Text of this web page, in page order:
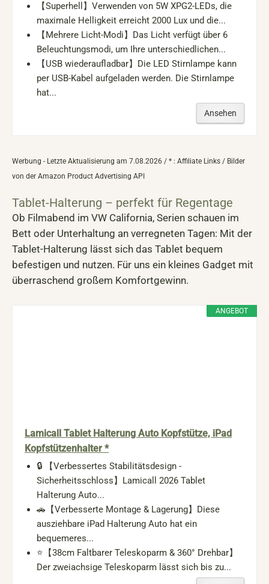
【Superhell】Verwenden von 5W XPG2-LEDs, die
maximale Helligkeit erreicht 2000 Lux und die...
【Mehrere Licht-Modi】Das Licht verfügt über 6
Beleuchtungsmodi, um Ihre unterschiedlichen...
【USB wiederaufladbar】Die LED Stirnlampe kann
per USB-Kabel aufgeladen werden. Die Stirnlampe
hat...
Ansehen
Werbung - Letzte Aktualisierung am 7.08.2026 / * : Affiliate Links / Bilder
von der Amazon Product Advertising API
Tablet-Halterung – perfekt für Regentage
Ob Filmabend im VW California, Serien schauen im
Bett oder Unterhaltung an verregneten Tagen: Mit der
Tablet-Halterung lässt sich das Tablet bequem
befestigen und nutzen. Für uns ein kleines Gadget mit
überraschend großem Komfortgewinn.
ANGEBOT
Lamicall Tablet Halterung Auto Kopfstütze, iPad
Kopfstützenhalter *
🔒 【Verbessertes Stabilitätsdesign -
Sicherheitsschloss】Lamicall 2026 Tablet
Halterung Auto...
🚗【Verbesserte Montage & Lagerung】Diese
ausziehbare iPad Halterung Auto hat ein
bequemeres...
⭐️【38cm Faltbarer Teleskoparm & 360° Drehbar】
Der zweiachsige Teleskoparm lässt sich bis zu...